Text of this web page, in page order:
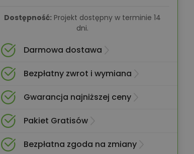
Dostępność: Projekt dostępny w terminie 14
dni.
Darmowa dostawa
Bezpłatny zwrot i wymiana
Gwarancja najniższej ceny
Pakiet Gratisów
Bezpłatna zgoda na zmiany